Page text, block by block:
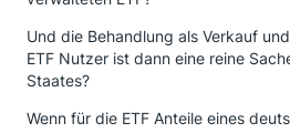
Und die Behandlung als Verkauf
ETF Nutzer ist dann eine reine
Staates?
Wenn für die ETF Anteile eines